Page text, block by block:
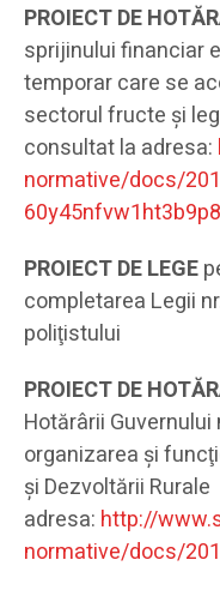
PROIECT DE
sprijinului financiar
temporar care se
sectorul fructe şi
consultat la adresa:
normative/docs/
PROIECT DE LEGE
completarea Legii
poliţistului
PROIECT DE
Hotărârii
organizarea şi
şi Dezvoltării
adresa: http://
normative/docs/